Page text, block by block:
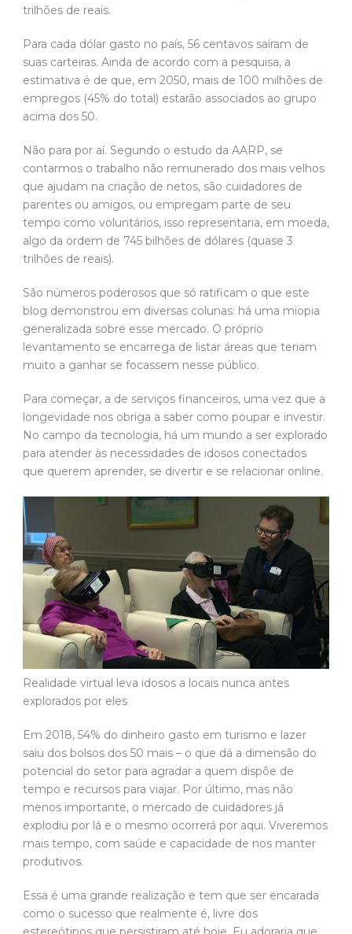
trilhões de reais.
Para cada dólar gasto no país, 56 centavos saíram de
suas carteiras. Ainda de acordo com a pesquisa, a
estimativa é de que, em 2050, mais de 100 milhões de
empregos (45% do total) estarão associados ao grupo
acima dos 50.
Não para por aí. Segundo o estudo da AARP, se
contarmos o trabalho não remunerado dos mais velhos
que ajudam na criação de netos, são cuidadores de
parentes ou amigos, ou empregam parte de seu
tempo como voluntários, isso representaria, em moeda,
algo da ordem de 745 bilhões de dólares (quase 3
trilhões de reais).
São números poderosos que só ratificam o que este
blog demonstrou em diversas colunas: há uma miopia
generalizada sobre esse mercado. O próprio
levantamento se encarrega de listar áreas que teriam
muito a ganhar se focassem nesse público.
Para começar, a de serviços financeiros, uma vez que a
longevidade nos obriga a saber como poupar e investir.
No campo da tecnologia, há um mundo a ser explorado
para atender às necessidades de idosos conectados
que querem aprender, se divertir e se relacionar online.
Realidade virtual leva idosos a locais nunca antes
explorados por eles
Em 2018, 54% do dinheiro gasto em turismo e lazer
saiu dos bolsos dos 50 mais – o que dá a dimensão do
potencial do setor para agradar a quem dispõe de
tempo e recursos para viajar. Por último, mas não
menos importante, o mercado de cuidadores já
explodiu por lá e o mesmo ocorrerá por aqui. Viveremos
mais tempo, com saúde e capacidade de nos manter
produtivos.
Essa é uma grande realização e tem que ser encarada
como o sucesso que realmente é, livre dos